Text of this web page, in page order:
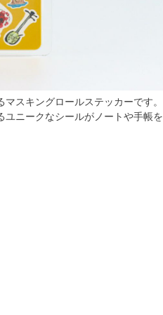
スキングロールステッカーです。
ニークなシールがノートや手帳を